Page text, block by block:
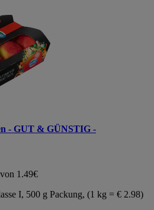
- GUT & GÜNSTIG -
1.49€
I, 500 g Packung, (1 kg = € 2.98)